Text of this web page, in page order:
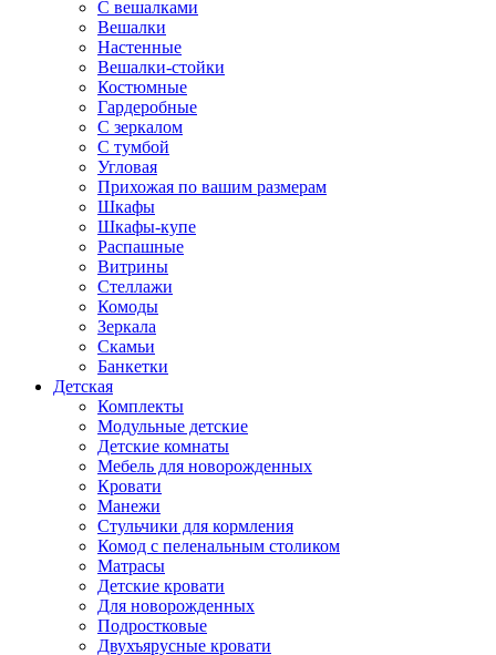
С вешалками
Вешалки
Настенные
Вешалки-стойки
Костюмные
Гардеробные
С зеркалом
С тумбой
Угловая
Прихожая по вашим размерам
Шкафы
Шкафы-купе
Распашные
Витрины
Стеллажи
Комоды
Зеркала
Скамьи
Банкетки
Детская
Комплекты
Модульные детские
Детские комнаты
Мебель для новорожденных
Кровати
Манежи
Стульчики для кормления
Комод с пеленальным столиком
Матрасы
Детские кровати
Для новорожденных
Подростковые
Двухъярусные кровати